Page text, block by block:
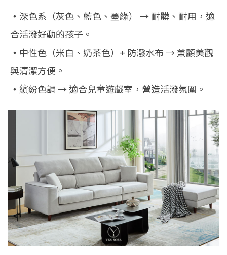
‧ 深色系（灰色、藍色、墨綠） → 耐髒、耐用，適
合活潑好動的孩子。
‧ 中性色（米白、奶茶色）+ 防潑水布 → 兼顧美觀
與清潔方便。
‧ 繽紛色調 → 適合兒童遊戲室，營造活潑氛圍。